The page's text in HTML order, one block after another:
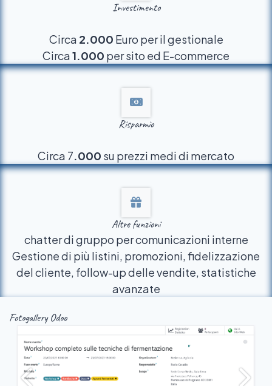
Investimento
Circa 2.000 Euro per il gestionale
Circa1.000 per sito ed E-commerce
Risparmio
Circa 7.000 su prezzi medi di mercato
Altre funzioni
chatter di gruppo per comunicazioni interne
Gestione di più listini, promozioni, fidelizzazione
del cliente, follow-up delle vendite, statistiche
avanzate
Fotogallery Odoo